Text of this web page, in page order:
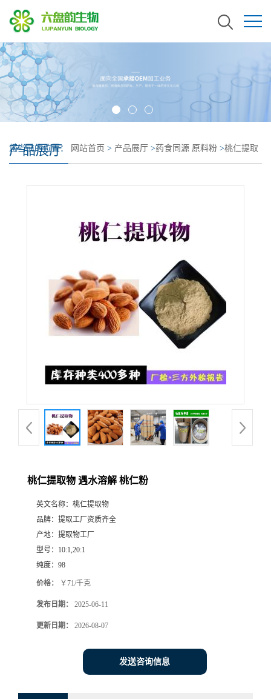
产品展厅
您当前的位置： 网站首页 > 产品展厅 >药食同源 原料粉 >桃仁提取
桃仁提取物 遇水溶解 桃仁粉
英文名称： 桃仁提取物
品牌： 提取工厂资质齐全
产地： 提取物工厂
型号： 10:1,20:1
纯度： 98
价格： ￥71/千克
发布日期： 2025-06-11
更新日期： 2026-08-07
发送咨询信息